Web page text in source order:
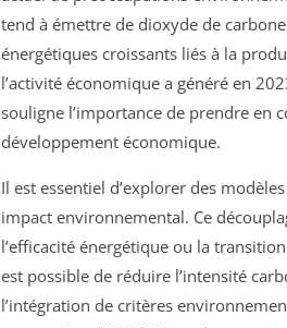
tend à émettre de dioxyde de
énergétiques croissants liés à la
l’activité économique a généré en
souligne l’importance de prendre en
développement économique.
Il est essentiel d’explorer des
impact environnemental. Ce
l’efficacité énergétique ou la
est possible de réduire l’intensité
l’intégration de critères